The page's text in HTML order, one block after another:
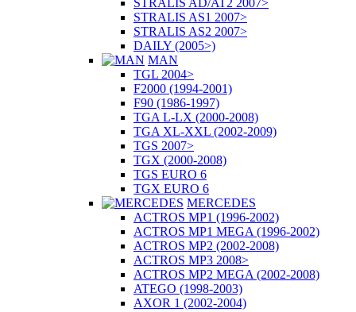
STRALIS AD/AT2 2007>
STRALIS AS1 2007>
STRALIS AS2 2007>
DAILY (2005>)
MAN
TGL 2004>
F2000 (1994-2001)
F90 (1986-1997)
TGA L-LX (2000-2008)
TGA XL-XXL (2002-2009)
TGS 2007>
TGX (2000-2008)
TGS EURO 6
TGX EURO 6
MERCEDES
ACTROS MP1 (1996-2002)
ACTROS MP1 MEGA (1996-2002)
ACTROS MP2 (2002-2008)
ACTROS MP3 2008>
ACTROS MP2 MEGA (2002-2008)
ATEGO (1998-2003)
AXOR 1 (2002-2004)